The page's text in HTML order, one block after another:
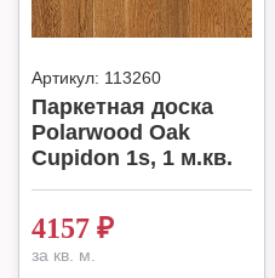
Артикул: 113260
Паркетная доска
Polarwood Oak
Cupidon 1s, 1 м.кв.
4157 ₽
за кв. м.